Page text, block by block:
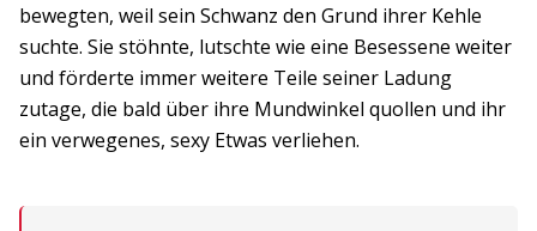
bewegten, weil sein Schwanz den Grund ihrer Kehle
suchte. Sie stöhnte, lutschte wie eine Besessene weiter
und förderte immer weitere Teile seiner Ladung
zutage, die bald über ihre Mundwinkel quollen und ihr
ein verwegenes, sexy Etwas verliehen.